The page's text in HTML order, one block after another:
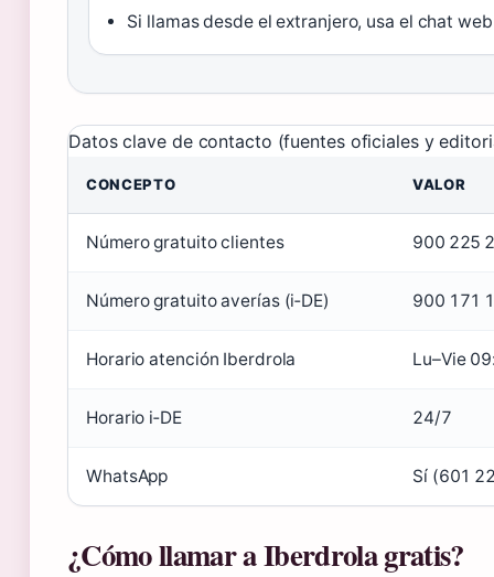
Si llamas desde el extranjero, usa el chat
Datos clave de contacto (fuentes oficiales y
CONCEPTO VALOR
Número gratuito clientes 900 225
Número gratuito averías (i‑DE) 900 171
Horario atención Iberdrola Lu–Vie
Horario i‑DE 24/7
WhatsApp Sí (601
¿Cómo llamar a Iberdrola gratis?